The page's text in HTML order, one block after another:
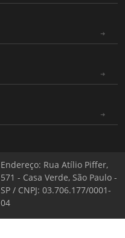
Endereço: Rua Atílio Piffer,
571 - Casa Verde, São Paulo -
SP / CNPJ: 03.706.177/0001-
04